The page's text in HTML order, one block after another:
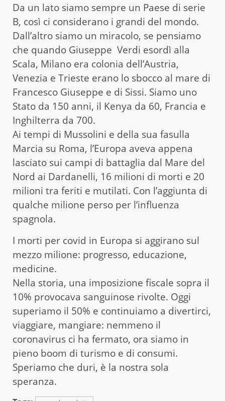
Da un lato siamo sempre un Paese di serie
B, così ci considerano i grandi del mondo.
Dall’altro siamo un miracolo, se pensiamo
che quando Giuseppe Verdi esordì alla
Scala, Milano era colonia dell’Austria,
Venezia e Trieste erano lo sbocco al mare di
Francesco Giuseppe e di Sissi. Siamo uno
Stato da 150 anni, il Kenya da 60, Francia e
Inghilterra da 700.
Ai tempi di Mussolini e della sua fasulla
Marcia su Roma, l’Europa aveva appena
lasciato sui campi di battaglia dal Mare del
Nord ai Dardanelli, 16 milioni di morti e 20
milioni tra feriti e mutilati. Con l’aggiunta di
qualche milione perso per l’influenza
spagnola.
I morti per covid in Europa si aggirano sul
mezzo milione: progresso, educazione,
medicine.
Nella storia, una imposizione fiscale sopra il
10% provocava sanguinose rivolte. Oggi
superiamo il 50% e continuiamo a divertirci,
viaggiare, mangiare: nemmeno il
coronavirus ci ha fermato, ora siamo in
pieno boom di turismo e di consumi.
Speriamo che duri, è la nostra sola
speranza.